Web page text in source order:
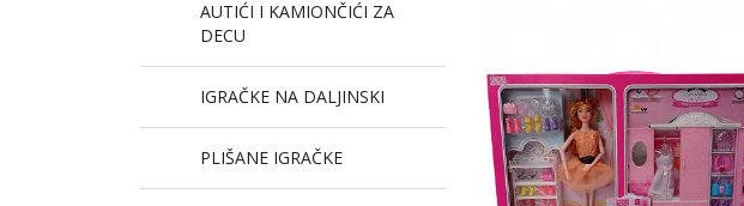
AUTIĆI I KAMIONČIĆI ZA
DECU
IGRAČKE NA DALJINSKI
PLIŠANE IGRAČKE